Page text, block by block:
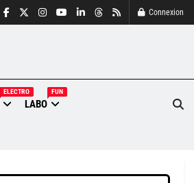
Connexion
ELECTRO
LABO
FUN